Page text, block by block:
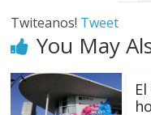
Twiteanos! Tweet
You May